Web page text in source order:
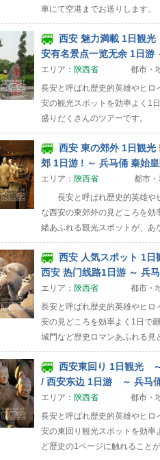
車にて空港までお送りします。
西安 魅力満載 1日観光
安有名景点一览无余 1日游
エリア： 陝西省 都市・
長安と呼ばれ歴史的英雄やヒロ
安の観光スポットを効率よく1
盛りだくさんのツアーです。
西安 東の郊外 1日観
郊 1日游 ! ～ 兵马俑 秦始
エリア： 陝西省 都市・
長安と呼ばれ歴史的英雄や
な西安の東郊外の見どころを
緒あふれる観光スポットが、あ
西安 人気スポット 1日
西安 热门线路1日游 ～ 兵
エリア： 陝西省 都市・
長安と呼ばれ歴史的英雄やヒロ
安の見どころを効率よく1日で
城門など歴史ロマンあふれる見
西安東回り 1日観光
/ 西安东边 1日游 ～ 兵马
エリア： 陝西省 都市・
長安と呼ばれ歴史的英雄やヒロ
安の東回り観光スポットを効率
ど歴史の1ページに触れること